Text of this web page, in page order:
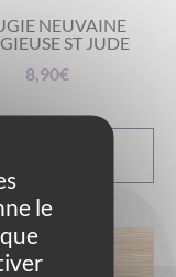
NEUVAINE
ST JUDE
8,90€
le